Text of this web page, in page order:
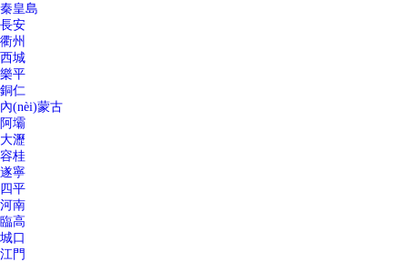
秦皇島
長安
衢州
西城
樂平
銅仁
內(nèi)蒙古
阿壩
大瀝
容桂
遂寧
四平
河南
臨高
城口
江門